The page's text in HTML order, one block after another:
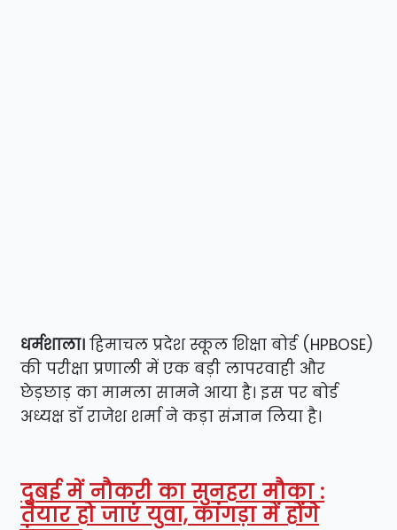
​धर्मशाला।हिमाचल प्रदेश स्कूल शिक्षा बोर्ड (HPBOSE)
की परीक्षा प्रणाली में एक बड़ी लापरवाही और
छेड़छाड़ का मामला सामने आया है। इस पर बोर्ड
अध्यक्ष डॉ राजेश शर्मा ने कड़ा संज्ञान लिया है।
दुबई में नौकरी का सुनहरा मौका :
तैयार हो जाएं युवा, कांगड़ा में होंगे